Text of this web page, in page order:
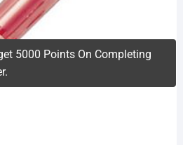
5000 Points On Completing